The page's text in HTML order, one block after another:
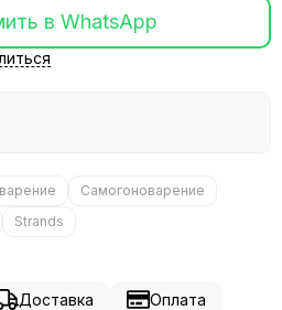
в WhatsApp
Самогоноварение
Strands
Доставка Оплата